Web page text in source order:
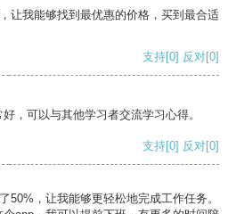
让我能够找到最优惠的价格，买到最合适
支持[0] 反对[0]
，可以与其他学习者交流学习心得。
支持[0] 反对[0]
50%，让我能够更轻松地完成工作任务。